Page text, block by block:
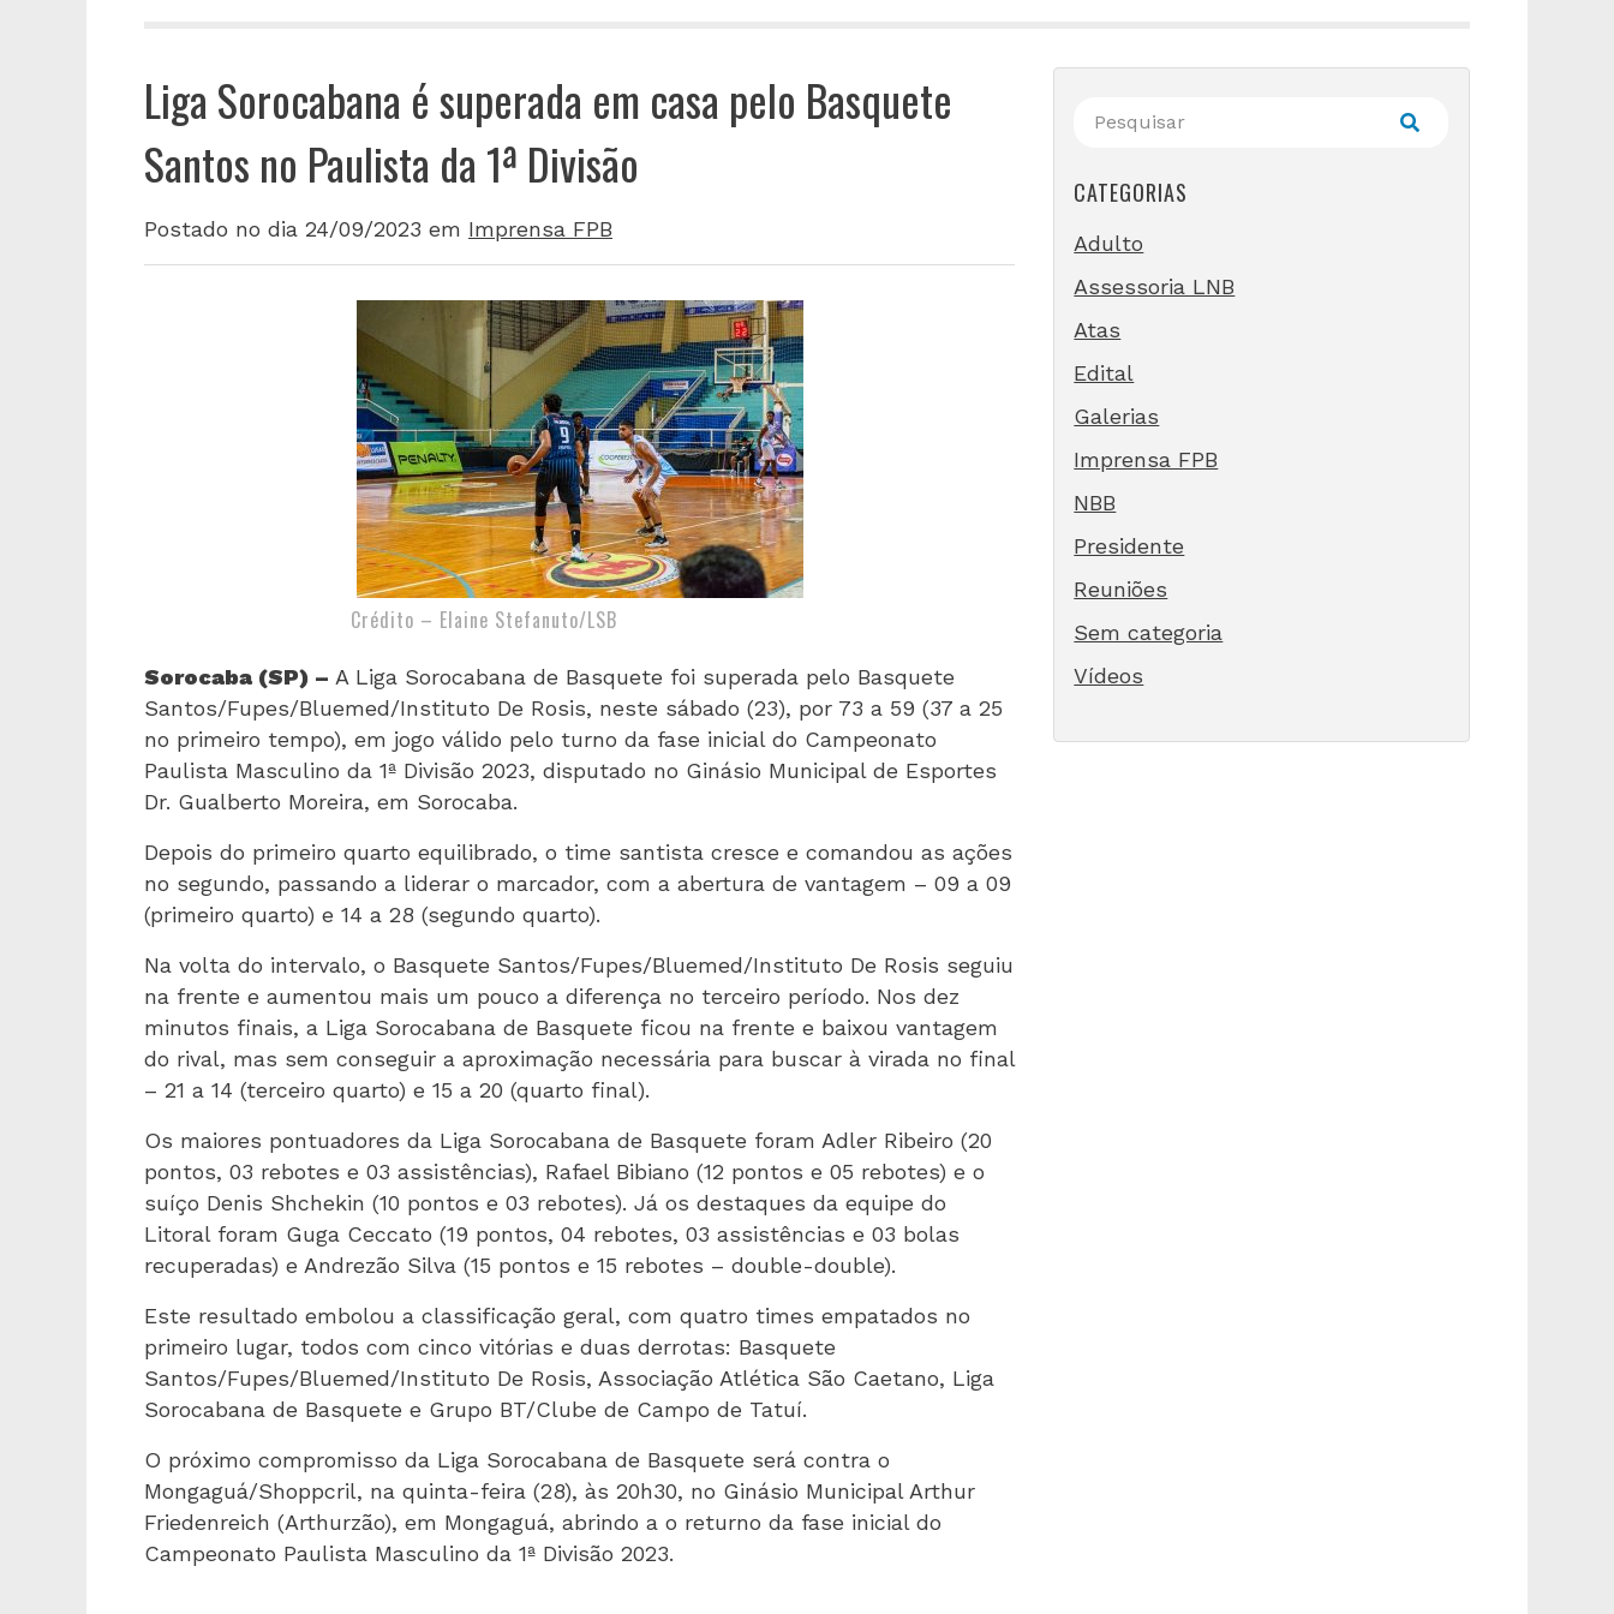
Liga Sorocabana é superada em casa pelo Basquete
Santos no Paulista da 1ª Divisão
Postado no dia 24/09/2023 em Imprensa FPB
Crédito – Elaine Stefanuto/LSB
Sorocaba (SP) – A Liga Sorocabana de Basquete foi superada pelo Basquete
Santos/Fupes/Bluemed/Instituto De Rosis, neste sábado (23), por 73 a 59 (37 a 25
no primeiro tempo), em jogo válido pelo turno da fase inicial do Campeonato
Paulista Masculino da 1ª Divisão 2023, disputado no Ginásio Municipal de Esportes
Dr. Gualberto Moreira, em Sorocaba.
Depois do primeiro quarto equilibrado, o time santista cresce e comandou as ações
no segundo, passando a liderar o marcador, com a abertura de vantagem – 09 a 09
(primeiro quarto) e 14 a 28 (segundo quarto).
Na volta do intervalo, o Basquete Santos/Fupes/Bluemed/Instituto De Rosis seguiu
na frente e aumentou mais um pouco a diferença no terceiro período. Nos dez
minutos finais, a Liga Sorocabana de Basquete ficou na frente e baixou vantagem
do rival, mas sem conseguir a aproximação necessária para buscar à virada no final
– 21 a 14 (terceiro quarto) e 15 a 20 (quarto final).
Os maiores pontuadores da Liga Sorocabana de Basquete foram Adler Ribeiro (20
pontos, 03 rebotes e 03 assistências), Rafael Bibiano (12 pontos e 05 rebotes) e o
suíço Denis Shchekin (10 pontos e 03 rebotes). Já os destaques da equipe do
Litoral foram Guga Ceccato (19 pontos, 04 rebotes, 03 assistências e 03 bolas
recuperadas) e Andrezão Silva (15 pontos e 15 rebotes – double-double).
Este resultado embolou a classificação geral, com quatro times empatados no
primeiro lugar, todos com cinco vitórias e duas derrotas: Basquete
Santos/Fupes/Bluemed/Instituto De Rosis, Associação Atlética São Caetano, Liga
Sorocabana de Basquete e Grupo BT/Clube de Campo de Tatuí.
O próximo compromisso da Liga Sorocabana de Basquete será contra o
Mongaguá/Shoppcril, na quinta-feira (28), às 20h30, no Ginásio Municipal Arthur
Friedenreich (Arthurzão), em Mongaguá, abrindo a o returno da fase inicial do
Campeonato Paulista Masculino da 1ª Divisão 2023.
CATEGORIAS
Adulto
Assessoria LNB
Atas
Edital
Galerias
Imprensa FPB
NBB
Presidente
Reuniões
Sem categoria
Vídeos